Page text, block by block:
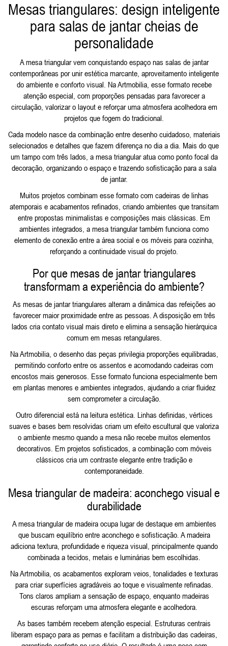
Mesas triangulares: design inteligente
para salas de jantar cheias de
personalidade
A mesa triangular vem conquistando espaço nas salas de jantar
contemporâneas por unir estética marcante, aproveitamento inteligente
do ambiente e conforto visual. Na Artmobilia, esse formato recebe
atenção especial, com proporções pensadas para favorecer a
circulação, valorizar o layout e reforçar uma atmosfera acolhedora em
projetos que fogem do tradicional.
Cada modelo nasce da combinação entre desenho cuidadoso, materiais
selecionados e detalhes que fazem diferença no dia a dia. Mais do que
um tampo com três lados, a mesa triangular atua como ponto focal da
decoração, organizando o espaço e trazendo sofisticação para a sala
de jantar.
Muitos projetos combinam esse formato com cadeiras de linhas
atemporais e acabamentos refinados, criando ambientes que transitam
entre propostas minimalistas e composições mais clássicas. Em
ambientes integrados, a mesa triangular também funciona como
elemento de conexão entre a área social e os móveis para cozinha
reforçando a continuidade visual do projeto.
Por que mesas de jantar triangulares
transformam a experiência do ambiente?
As mesas de jantar triangulares alteram a dinâmica das refeições ao
favorecer maior proximidade entre as pessoas. A disposição em três
lados cria contato visual mais direto e elimina a sensação hierárquica
comum em mesas retangulares.
Na Artmobilia, o desenho das peças privilegia proporções equilibradas,
permitindo conforto entre os assentos e acomodando cadeiras com
encostos mais generosos. Esse formato funciona especialmente bem
em plantas menores e ambientes integrados, ajudando a criar fluidez
sem comprometer a circulação.
Outro diferencial está na leitura estética. Linhas definidas, vértices
suaves e bases bem resolvidas criam um efeito escultural que valoriza
o ambiente mesmo quando a mesa não recebe muitos elementos
decorativos. Em projetos sofisticados, a combinação com móveis
clássicos cria um contraste elegante entre tradição e
contemporaneidade.
Mesa triangular de madeira: aconchego visual e
durabilidade
A mesa triangular de madeira ocupa lugar de destaque em ambientes
que buscam equilíbrio entre aconchego e sofisticação. A madeira
adiciona textura, profundidade e riqueza visual, principalmente quando
combinada a tecidos, metais e luminárias bem escolhidas.
Na Artmobilia, os acabamentos exploram veios, tonalidades e texturas
para criar superfícies agradáveis ao toque e visualmente refinadas.
Tons claros ampliam a sensação de espaço, enquanto madeiras
escuras reforçam uma atmosfera elegante e acolhedora.
As bases também recebem atenção especial. Estruturas centrais
liberam espaço para as pernas e facilitam a distribuição das cadeiras,